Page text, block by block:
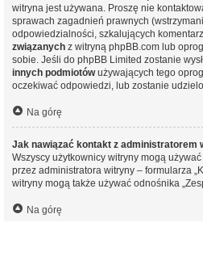
witryna jest używana. Proszę nie
sprawach zagadnień prawnych
odpowiedzialności, szkalujących
związanych z witryną phpBB.com lub
sobie. Jeśli do phpBB Limited zostanie
innych podmiotówużywających tego
oczekiwać odpowiedzi, lub zostanie
Na górę
Jak nawiązać kontakt z administratorem
Wszyscy użytkownicy witryny mogą
przez administratora witryny – formularza
witryny mogą także używać odnośnika
Na górę